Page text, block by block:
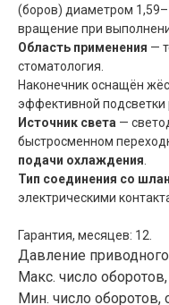
(боров) диаметром
вращение при
Область применения —
стоматология.
Наконечник оснащён
эффективной подсветки
Источник света —
быстросменном
подачи охлаждения.
Тип соединения со
электрическими
Гарантия, месяцев: 12.
Давление
Макс. число
Мин. число